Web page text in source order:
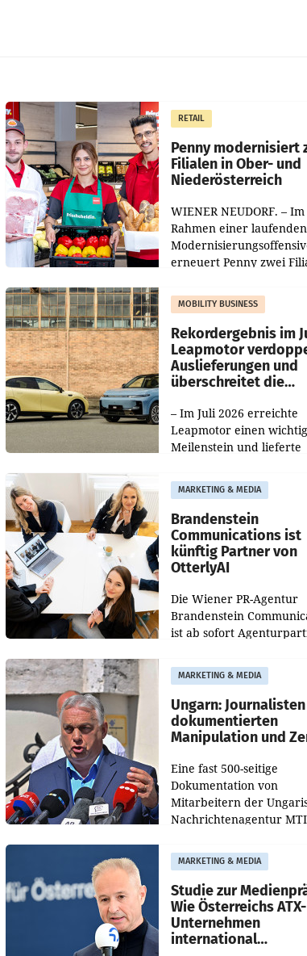
RETAIL
Penny modernisiert
Filialen in Ober- und
Niederösterreich
WIENER NEUDORF. – Im
Rahmen einer laufenden
erneuert Penny zwei
Die beiden Standorte
Haag sowie im rund
MOBILITY BUSINESS
Rekordergebnis im
Leapmotor
Auslieferungen und
überschreitet die
– Im Juli 2026 erreichte
Leapmotor einen
Meilenstein und lieferte
aus, womit sich das
gegenüber Juli 2025
verdoppelte (+102
MARKETING & MEDIA
Brandenstein
Communications ist
künftig Partner von
OtterlyAI
Die Wiener PR-Agentur
Brandenstein
ist ab sofort
Optimierungsplattform
OtterlyAI. Damit baut die
Agentur ihr
MARKETING & MEDIA
Ungarn: Journalisten
dokumentierten
Manipulation und
Eine fast 500-seitige
Dokumentation von
Mitarbeitern der
Nachrichtenagentur
Manipulation und
der Agentur während
MARKETING & MEDIA
Studie zur
Wie Österreichs ATX-
Unternehmen
international